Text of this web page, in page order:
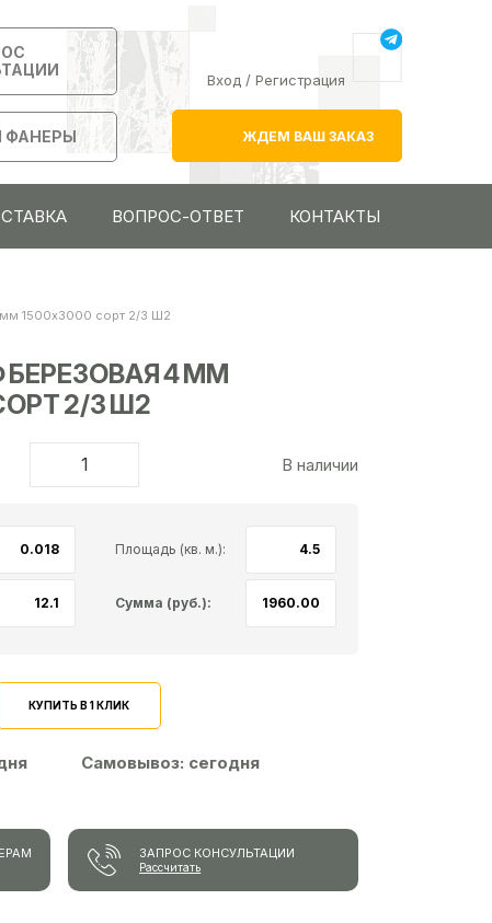
ФАНЕРЫ
Вход / Регистрация
ЖДЕМ ВАШ ЗАКАЗ
ВОПРОС-ОТВЕТ КОНТАКТЫ
1500х3000 сорт 2/3 Ш2
4 ММ
2/3 Ш2
В наличии
Площадь (кв. м.):
Сумма (руб.):
КУПИТЬ В 1 КЛИК
Самовывоз: сегодня
ЗАПРОС КОНСУЛЬТАЦИИ
Рассчитать